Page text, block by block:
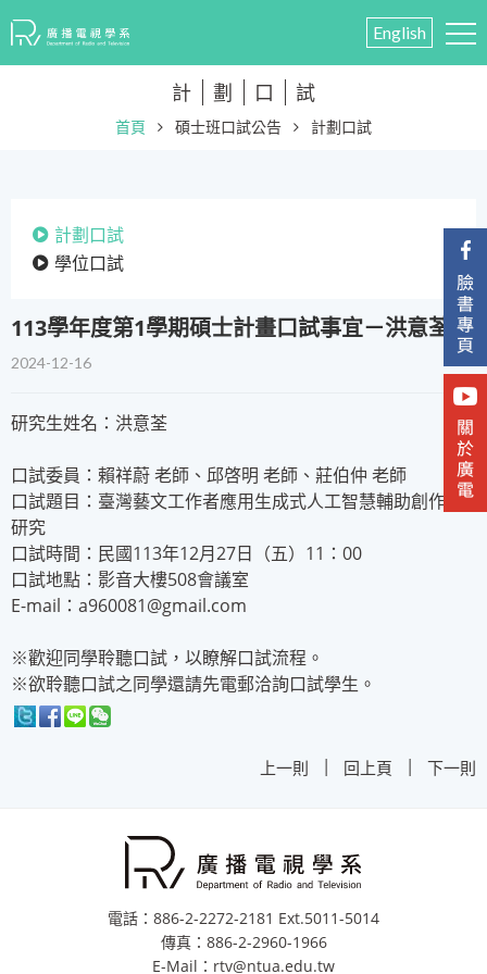
English
計 劃 口 試
首頁 碩士班口試公告 計劃口試
計劃口試
學位口試
113學年度第1學期碩士計畫口試事宜－洪意荃
2024-12-16
研究生姓名：洪意荃
口試委員：賴祥蔚 老師、邱啓明 老師、莊伯仲 老師
口試題目：臺灣藝文工作者應用生成式人工智慧輔助創作之
研究
口試時間：民國113年12月27日（五）11：00
口試地點：影音大樓508會議室
E-mail：a960081@gmail.com
※歡迎同學聆聽口試，以瞭解口試流程。
※欲聆聽口試之同學還請先電郵洽詢口試學生。
上一則 | 回上頁 | 下一則
電話：886-2-2272-2181 Ext.5011-5014
傳真：886-2-2960-1966
E-Mail：rtv@ntua.edu.tw